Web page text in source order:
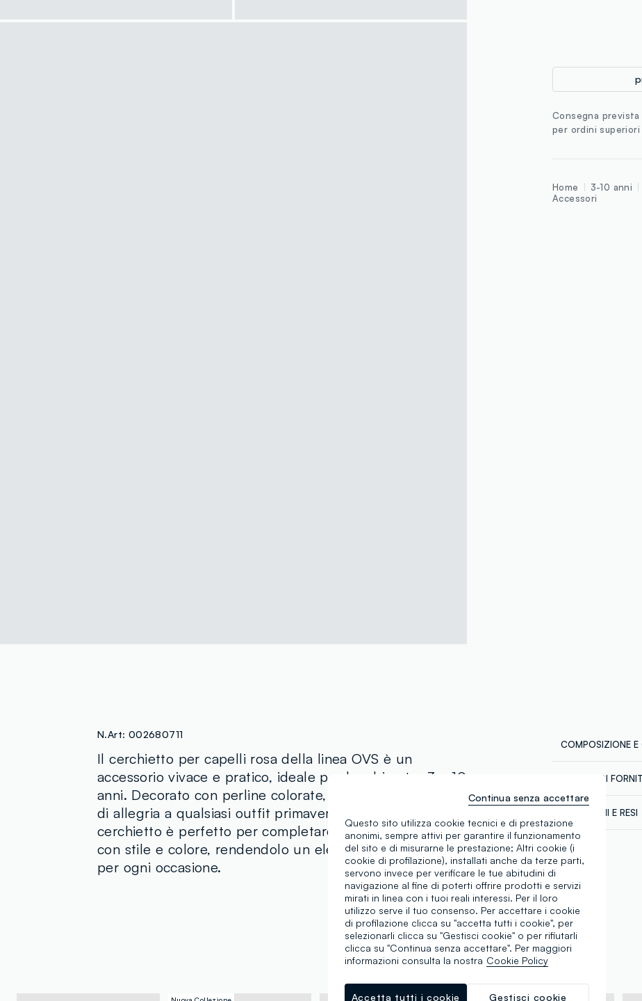
Consegna
per ordini
Home 3-10 anni
Accessori
N.Art: 002680711
Il cerchietto per capelli rosa della linea OVS è un
accessorio vivace e pratico, ideale per bambine tra 3 e 10
anni. Decorato con perline colorate, aggiunge un tocco
di allegria a qualsiasi outfit primaverile ed estivo. Questo
cerchietto è perfetto per completare i look quotidiani
con stile e colore, rendendolo un elemento essenziale
per ogni occasione.
COMPOSIZIONE E
Composizione:
CATENA DI
Fornitore di
KRISHNA BEADS
MADE IN INDIA
SPEDIZIONI E RESI
Spedizione in
€60. Restituisci
corriere che in
Sta andando a ruba
Questo sito utilizza cookie tecnici e di prestazione
anonimi, sempre attivi per garantire il funzionamento
del sito e di misurarne le prestazione; Altri cookie (i
cookie di profilazione), installati anche da terze parti,
servono invece per verificare le tue abitudini di
navigazione al fine di poterti offrire prodotti e servizi
mirati in linea con i tuoi reali interessi. Per il loro
utilizzo serve il tuo consenso. Per accettare i cookie
di profilazione clicca su "accetta tutti i cookie", per
selezionarli clicca su "Gestisci cookie" o per rifiutarli
clicca su "Continua senza accettare". Per maggiori
informazioni consulta la nostra Cookie Policy
Gestisci cookie
Accetta tutti i cookie
Continua senza accettare